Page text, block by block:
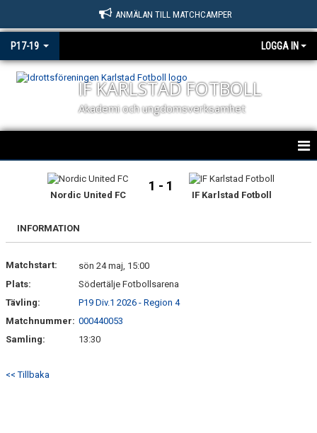
ANMÄLAN TILL MATCHCAMPER
P17-19 LOGGA IN
IF KARLSTAD FOTBOLL
Akademi och ungdomsverksamhet
IF KARLSTAD FOTBOLL P17 / P19
KALENDER
MATCHER P17 & P19
KONTAKT
Nordic United FC
1 - 1
IF Karlstad Fotboll
INFORMATION
Matchstart:
sön 24 maj, 15:00
Plats:
Södertälje Fotbollsarena
Tävling:
P19 Div.1 2026 - Region 4
Matchnummer: 000440053
Samling:
13:30
<< Tillbaka